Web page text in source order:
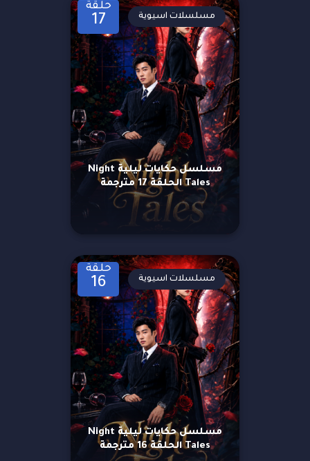
حلقة
17
مسلسل حكايات ليلية Night
Tales الحلقة 17 مترجمة
مسلسلات اسيوية
حلقة
16
مسلسل حكايات ليلية Night
Tales الحلقة 16 مترجمة
مسلسلات اسيوية